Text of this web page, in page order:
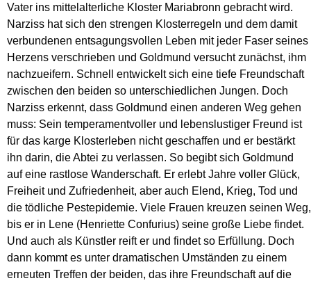
Vater ins mittelalterliche Kloster Mariabronn gebracht wird.
Narziss hat sich den strengen Klosterregeln und dem damit
verbundenen entsagungsvollen Leben mit jeder Faser seines
Herzens verschrieben und Goldmund versucht zunächst, ihm
nachzueifern. Schnell entwickelt sich eine tiefe Freundschaft
zwischen den beiden so unterschiedlichen Jungen. Doch
Narziss erkennt, dass Goldmund einen anderen Weg gehen
muss: Sein temperamentvoller und lebenslustiger Freund ist
für das karge Klosterleben nicht geschaffen und er bestärkt
ihn darin, die Abtei zu verlassen. So begibt sich Goldmund
auf eine rastlose Wanderschaft. Er erlebt Jahre voller Glück,
Freiheit und Zufriedenheit, aber auch Elend, Krieg, Tod und
die tödliche Pestepidemie. Viele Frauen kreuzen seinen Weg,
bis er in Lene (Henriette Confurius) seine große Liebe findet.
Und auch als Künstler reift er und findet so Erfüllung. Doch
dann kommt es unter dramatischen Umständen zu einem
erneuten Treffen der beiden, das ihre Freundschaft auf die